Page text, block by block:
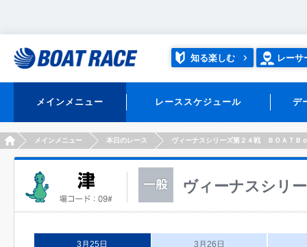
知る楽しむ レーサ
メインメニュー レーススケジュール デ
HOMEメインメニュー 本日のレース ヴィーナスシリーズ第２４戦 ＢＯＡＴＢ
ヴィーナスシリ
3月25日 3月26日